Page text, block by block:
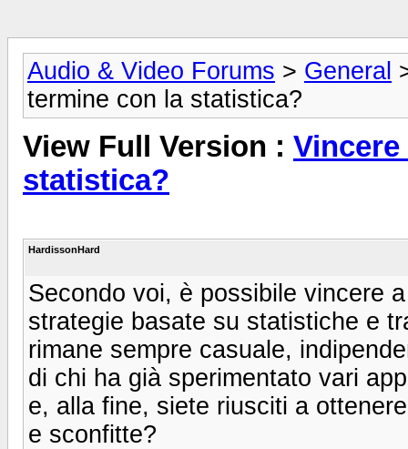
Audio & Video Forums > General
termine con la statistica?
View Full Version :
statistica?
HardissonHard
Secondo voi, è possibile vincere
strategie basate su statistiche e
rimane sempre casuale,
di chi ha già sperimentato vari
e, alla fine, siete riusciti a
e sconfitte?